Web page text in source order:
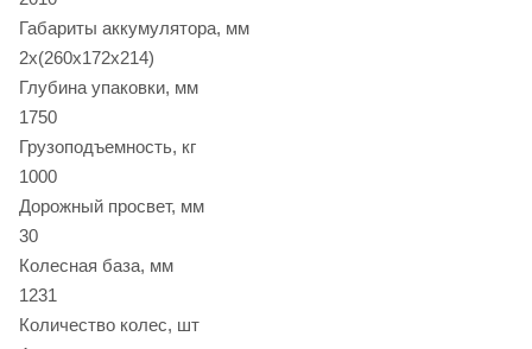
Габариты аккумулятора, мм
2х(260х172х214)
Глубина упаковки, мм
1750
Грузоподъемность, кг
1000
Дорожный просвет, мм
30
Колесная база, мм
1231
Количество колес, шт